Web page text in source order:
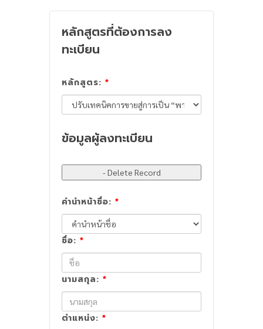
หลักสูตรที่ต้องการลง
ทะเบียน
หลักสูตร: *
ข้อมูลผู้ลงทะเบียน
คำนำหน้าชื่อ: *
ชื่อ: *
นามสกุล: *
ตำแหน่ง: *